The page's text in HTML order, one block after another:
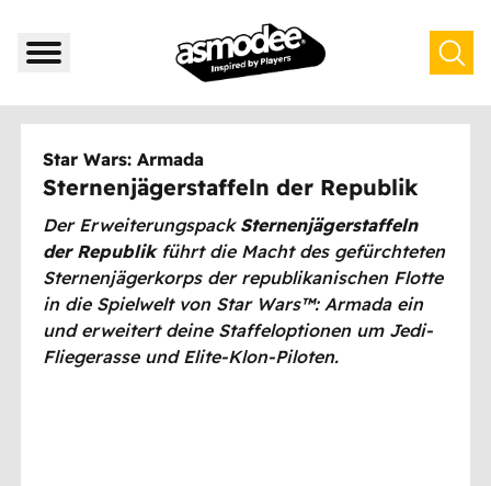
Star Wars: Armada
Sternenjägerstaffeln der Republik
Der Erweiterungspack Sternenjägerstaffeln
der Republikführt die Macht des gefürchteten
Sternenjägerkorps der republikanischen Flotte
in die Spielwelt von Star Wars™: Armada ein
und erweitert deine Staffeloptionen um Jedi-
Fliegerasse und Elite-Klon-Piloten.